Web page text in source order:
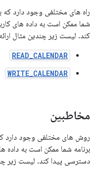
راه های مختلفی وجود دارد که
شما ممکن است به داده های
کند. لیست زیر چندین مثال
READ_CALENDAR
WRITE_CALENDAR
مخاطبین
روش های مختلفی وجود دارد که
برنامه شما ممکن است به داده
دسترسی پیدا کند. لیست زیر